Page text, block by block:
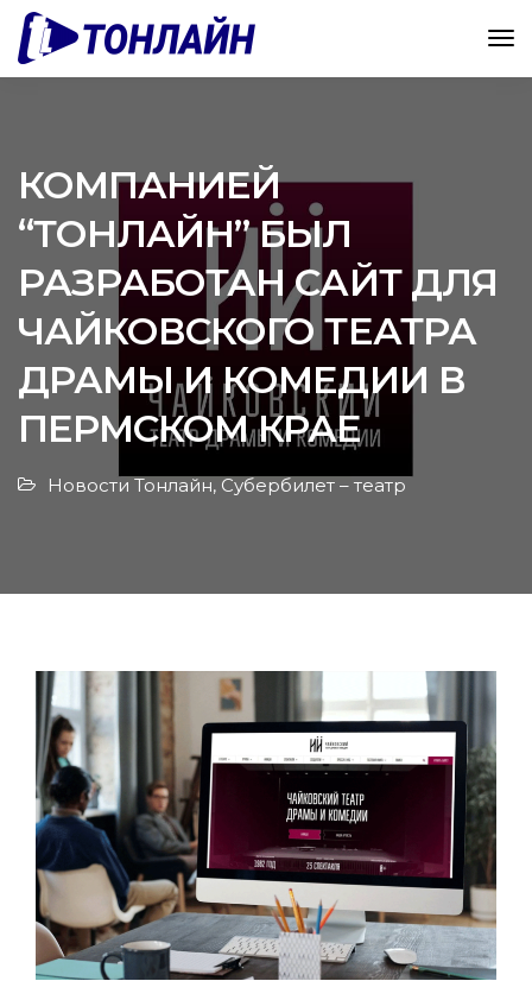
КОМПАНИЕЙ
“ТОНЛАЙН” БЫЛ
РАЗРАБОТАН САЙТ ДЛЯ
ЧАЙКОВСКОГО ТЕАТРА
ДРАМЫ И КОМЕДИИ В
ПЕРМСКОМ КРАЕ
Новости Тонлайн, Субербилет – театр